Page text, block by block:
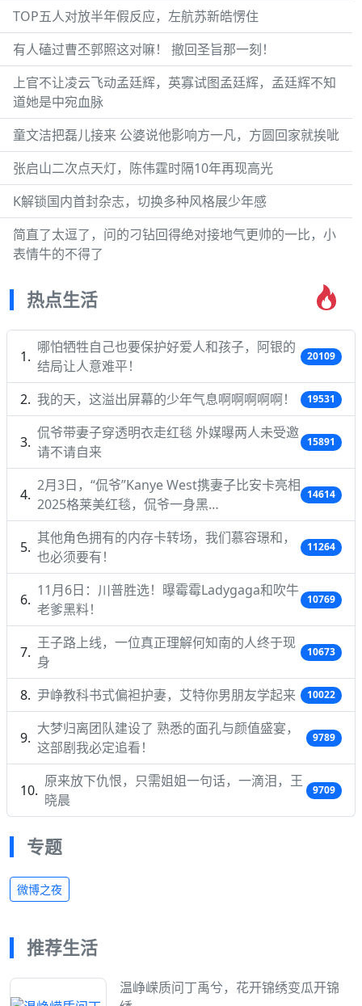
TOP五人对放半年假反应，左航苏新皓愣住
有人磕过曹丕郭照这对嘛！ 撤回圣旨那一刻！
上官不让凌云飞动孟廷辉，英寡试图孟廷辉，孟廷辉不知
道她是中宛血脉
童文洁把磊儿接来 公婆说他影响方一凡，方圆回家就挨呲
张启山二次点天灯，陈伟霆时隔10年再现高光
K解锁国内首封杂志，切换多种风格展少年感
简直了太逗了，问的刁钻回得绝对接地气更帅的一比，小
表情牛的不得了
热点生活
哪怕牺牲自己也要保护好爱人和孩子，阿银的
结局让人意难平！
20109
我的天，这溢出屏幕的少年气息啊啊啊啊啊！ 19531
侃爷带妻子穿透明衣走红毯 外媒曝两人未受邀
请不请自来
15891
2月3日，“侃爷”Kanye West携妻子比安卡亮相
2025格莱美红毯，侃爷一身黑…
14614
其他角色拥有的内存卡转场，我们慕容璟和，
也必须要有！
11264
11月6日：川普胜选！曝霉霉Ladygaga和吹牛
老爹黑料！
10769
王子路上线，一位真正理解何知南的人终于现
身
10673
尹峥教科书式偏袒护妻，艾特你男朋友学起来 10022
大梦归离团队建设了 熟悉的面孔与颜值盛宴，
这部剧我必定追看！
9789
原来放下仇恨，只需姐姐一句话，一滴泪，王
晓晨
9709
专题
微博之夜
推荐生活
温峥嵘质问丁禹兮，花开锦绣变瓜开锦